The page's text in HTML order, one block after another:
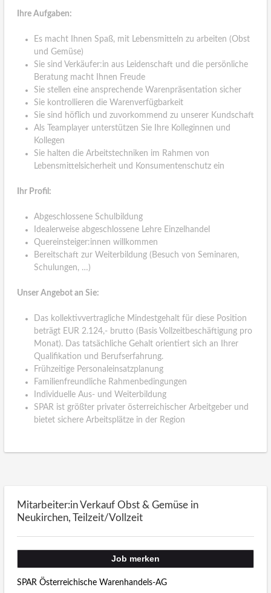
Ihre Aufgaben:
Es macht Ihnen Spaß, mit Lebensmitteln zu arbeiten (Obst
und Gemüse)
Sie sind Verkäufer:in aus Leidenschaft und die persönliche
Beratung macht Ihnen Freude
Sie stellen eine ansprechende Warenpräsentation sicher
Sie kontrollieren die Warenverfügbarkeit
Sie sind höflich und zuvorkommend zu unserer Kundschaft
Als Teamplayer unterstützen Sie Ihre Kolleginnen und
Kollegen
Sie halten die Arbeitstechniken im Rahmen von
Lebensmittelsicherheit und Konsumentenschutz ein
Ihr Profil:
Abgeschlossene Schulbildung
Idealerweise abgeschlossene Lehre Einzelhandel
Quereinsteiger:innen willkommen
Bereitschaft zur Weiterbildung (Besuch von Seminaren,
Schulungen, …)
Unser Angebot an Sie:
Das kollektivvertragliche Mindestgehalt für diese Position
beträgt EUR 2.124,- brutto (Basis Vollzeitbeschäftigung pro
Monat). Das tatsächliche Gehalt orientiert sich an Ihrer
Qualifikation und Berufserfahrung.
Frühzeitige Personaleinsatzplanung
Familienfreundliche Rahmenbedingungen
Individuelle Aus- und Weiterbildung
SPAR ist größter privater österreichischer Arbeitgeber und
bietet sichere Arbeitsplätze in der Region
Mitarbeiter:in Verkauf Obst & Gemüse in
Neukirchen, Teilzeit/Vollzeit
Job merken
SPAR Österreichische Warenhandels-AG